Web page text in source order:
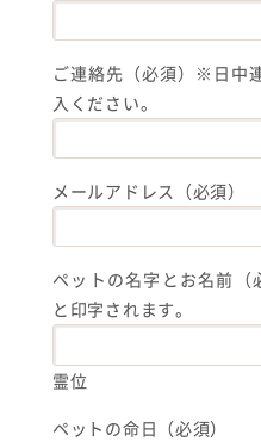
ご連絡先（必須）※日中
入ください。
メールアドレス（必須）
ペットの名字とお名前
と印字されます。
霊位
ペットの命日（必須）